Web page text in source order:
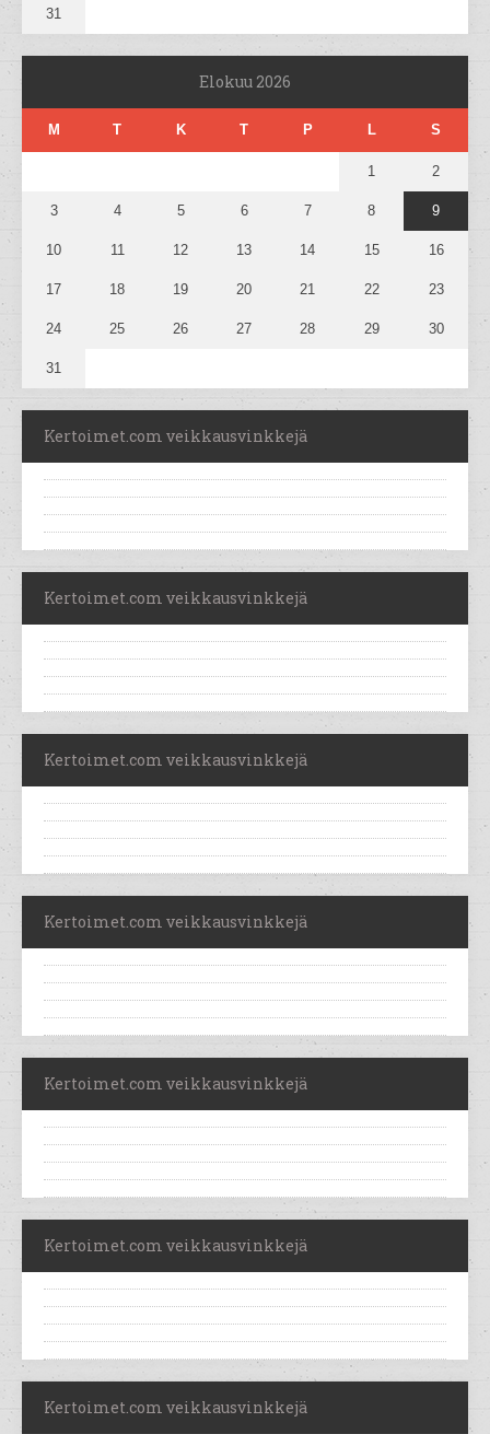
31
Elokuu 2026
M T K T P L S
1 2
3 4 5 6 7 8 9
10 11 12 13 14 15 16
17 18 19 20 21 22 23
24 25 26 27 28 29 30
31
Kertoimet.com veikkausvinkkejä
Kertoimet.com veikkausvinkkejä
Kertoimet.com veikkausvinkkejä
Kertoimet.com veikkausvinkkejä
Kertoimet.com veikkausvinkkejä
Kertoimet.com veikkausvinkkejä
Kertoimet.com veikkausvinkkejä